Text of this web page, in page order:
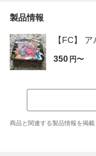
製品情報
【FC】
350 円〜
商品と関連する製品情報を掲